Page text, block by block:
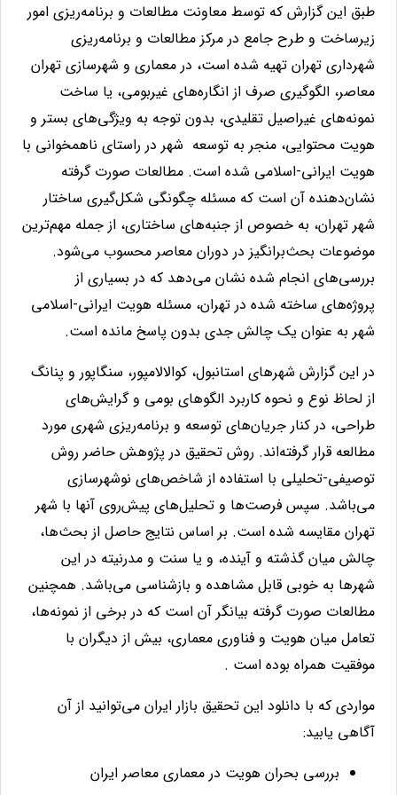
طبق این گزارش که توسط معاونت مطالعات و برنامه‌ریزی امور
زیرساخت و طرح جامع در مرکز مطالعات و برنامه­‌ریزی
شهرداری تهران تهیه شده است، در معماری و شهرسازی تهران
معاصر، الگوگیری صرف از انگاره‌های غیربومی، یا ساخت
نمونه‌های غیراصیل تقلیدی، بدون توجه به ویژگی‌های بستر و
هویت محتوایی، منجر به توسعه شهر در راستای ناهمخوانی با
هویت ایرانی-اسلامی شده است. مطالعات صورت گرفته
نشان‌دهنده آن است که مسئله چگونگی شکل‌گیری ساختار
شهر تهران، به خصوص از جنبه‌های ساختاری، از جمله مهم‌ترین
موضوعات بحث‌برانگیز در دوران معاصر محسوب می‌شود.
بررسی‌های انجام شده نشان می‌دهد که در بسیاری از
پروژه‌های ساخته شده در تهران، مسئله هویت ایرانی-اسلامی
شهر به عنوان یک چالش جدی بدون پاسخ مانده است.
در این گزارش شهرهای استانبول، کوالالامپور، سنگاپور و پنانگ
از لحاظ نوع و نحوه کاربرد الگوهای بومی و گرایش‌های
طراحی، در کنار جریان‌های توسعه و برنامه‌‌ریزی شهری مورد
مطالعه قرار گرفته‌اند. روش تحقیق در پژوهش حاضر روش
توصیفی-تحلیلی با استفاده از شاخص‌های نوشهرسازی
می‌باشد. سپس فرصت‌ها و تحلیل‌های پیش‌روی آنها با شهر
تهران مقایسه شده است. بر اساس نتایج حاصل از بحث‌ها،
چالش میان گذشته و آینده، و یا سنت و مدرنیته در این
شهرها به خوبی قابل مشاهده و بازشناسی می‌باشد. همچنین
مطالعات صورت گرفته بیانگر آن است که در برخی از نمونه‌ها،
تعامل میان هویت و فناوری معماری، بیش از دیگران با
موفقیت همراه بوده است .
مواردی که با دانلود این تحقیق بازار ایران می‌توانید از آن
آگاهی یابید:
بررسی بحران هویت در معماری معاصر ایران